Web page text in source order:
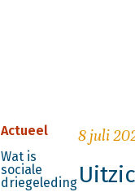
Actueel
Wat is
sociale
driegeleding
8 juli